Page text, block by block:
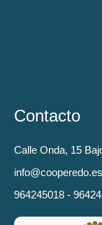
Contacto
Calle Onda, 15
info@cooperedo.es
964245018 -